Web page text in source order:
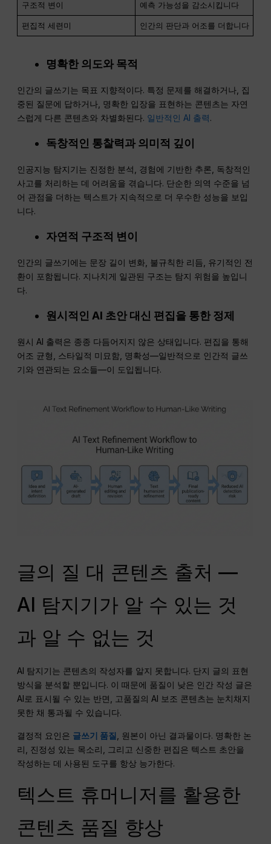
구조적 변이 예측 가능성을 감소시킵니다
편집적 세련미 인간의 판단과 어조를 더합니다
명확한 의도와 목적
인간의 글쓰기는 목표 지향적이다. 특정 문제를 해결하거나, 집
중된 질문에 답하거나, 명확한 입장을 표현하는 콘텐츠는 자연
스럽게 다른 콘텐츠와 차별화된다. 일반적인 AI 출력.
독창적인 통찰력과 의미적 깊이
인공지능 탐지기는 진정한 분석, 경험에 기반한 추론, 독창적인
사고를 처리하는 데 어려움을 겪습니다. 단순한 의역 수준을 넘
어 관점을 더하는 텍스트가 지속적으로 더 우수한 성능을 보입
니다.
자연적 구조적 변이
인간의 글쓰기에는 문장 길이 변화, 불규칙한 리듬, 유기적인 전
환이 포함됩니다. 지나치게 일관된 구조는 탐지 위험을 높입니
다.
원시적인 AI 초안 대신 편집을 통한 정제
원시 AI 출력은 종종 다듬어지지 않은 상태입니다. 편집을 통해
어조 균형, 스타일적 미묘함, 명확성—일반적으로 인간적 글쓰
기와 연관되는 요소들—이 도입됩니다.
글의 질 대 콘텐츠 출처 —
AI 탐지기가 알 수 있는 것
과 알 수 없는 것
AI 탐지기는 콘텐츠의 작성자를 알지 못합니다. 단지 글의 표현
방식을 분석할 뿐입니다. 이 때문에 품질이 낮은 인간 작성 글은
AI로 표시될 수 있는 반면, 고품질의 AI 보조 콘텐츠는 눈치채지
못한 채 통과될 수 있습니다.
결정적 요인은 글쓰기 품질 , 원본이 아닌 결과물이다. 명확한 논
리, 진정성 있는 목소리, 그리고 신중한 편집은 텍스트 초안을
작성하는 데 사용된 도구를 항상 능가한다.
텍스트 휴머니저를 활용한
콘텐츠 품질 향상